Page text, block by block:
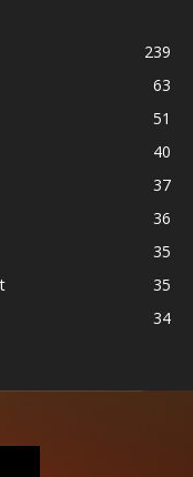
239
63
51
40
37
36
35
35
34